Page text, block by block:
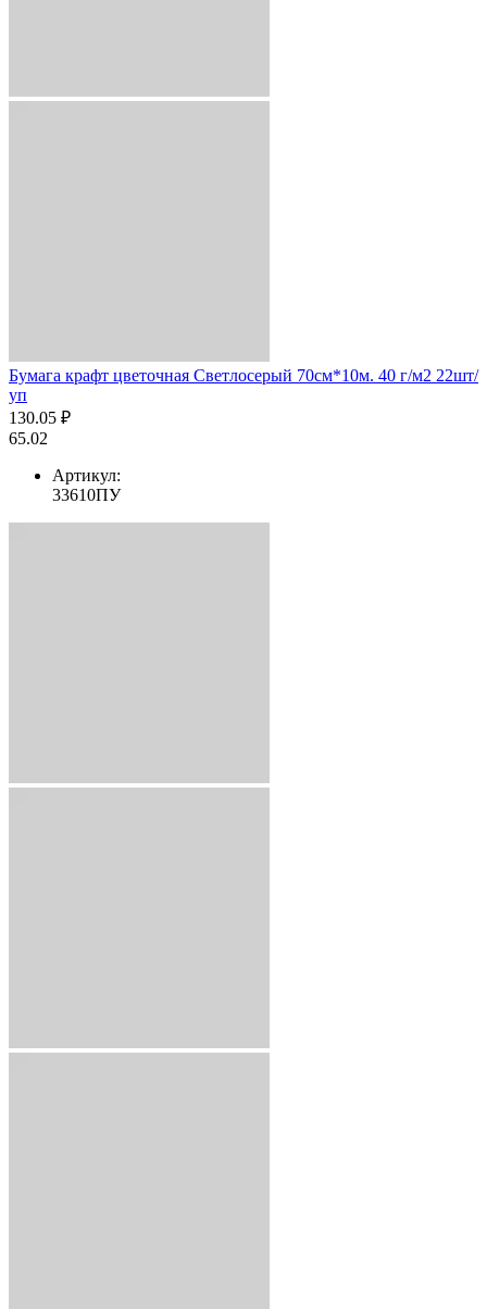
Бумага крафт цветочная Светлосерый 70см*10м. 40 г/м2 22шт/
уп
130.05 ₽
65.02
Артикул:
33610ПУ